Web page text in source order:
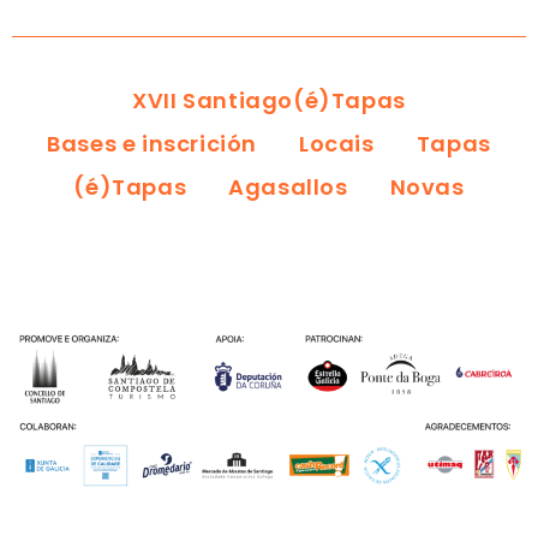
XVII Santiago(é)Tapas
Bases e inscrición
Locais
Tapas
(é)Tapas
Agasallos Novas